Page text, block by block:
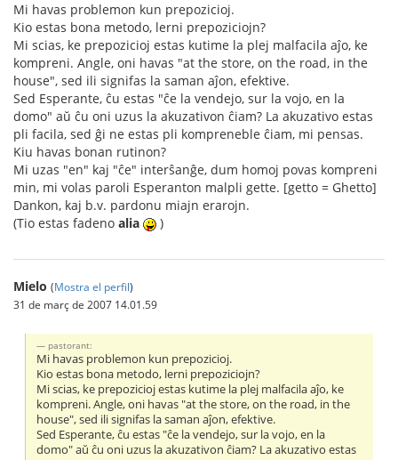
Mi havas problemon kun prepozicioj.
Kio estas bona metodo, lerni prepoziciojn?
Mi scias, ke prepozicioj estas kutime la plej malfacila aĵo, ke
kompreni. Angle, oni havas "at the store, on the road, in the
house", sed ili signifas la saman aĵon, efektive.
Sed Esperante, ĉu estas "ĉe la vendejo, sur la vojo, en la
domo" aŭ ĉu oni uzus la akuzativon ĉiam? La akuzativo estas
pli facila, sed ĝi ne estas pli kompreneble ĉiam, mi pensas.
Kiu havas bonan rutinon?
Mi uzas "en" kaj "ĉe" interŝanĝe, dum homoj povas kompreni
min, mi volas paroli Esperanton malpli gette. [getto = Ghetto]
Dankon, kaj b.v. pardonu miajn erarojn.
(Tio estas fadeno alia )
Mielo (Mostra el perfil)
31 de març de 2007 14.01.59
pastorant:
Mi havas problemon kun prepozicioj.
Kio estas bona metodo, lerni prepoziciojn?
Mi scias, ke prepozicioj estas kutime la plej malfacila aĵo, ke
kompreni. Angle, oni havas "at the store, on the road, in the
house", sed ili signifas la saman aĵon, efektive.
Sed Esperante, ĉu estas "ĉe la vendejo, sur la vojo, en la
domo" aŭ ĉu oni uzus la akuzativon ĉiam? La akuzativo estas